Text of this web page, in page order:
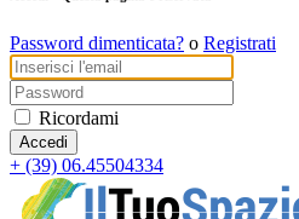
Password dimenticata? o Registrati
Ricordami
+ (39) 06.45504334